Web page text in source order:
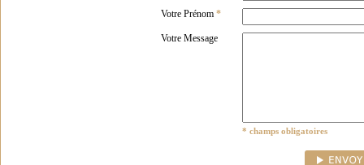
Votre Prénom *
Votre Message
* champs obligatoires